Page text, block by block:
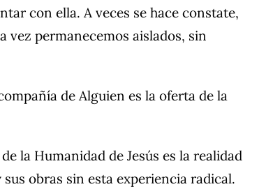
con ella. A veces se hace constate,
permanecemos aislados, sin
de Alguien es la oferta de la
la Humanidad de Jesús es la realidad
obras sin esta experiencia radical.